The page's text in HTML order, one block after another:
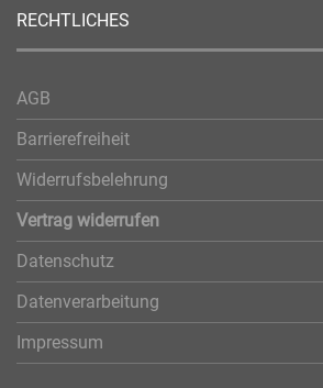
RECHTLICHES
AGB
Barrierefreiheit
Widerrufsbelehrung
Vertrag widerrufen
Datenschutz
Datenverarbeitung
Impressum